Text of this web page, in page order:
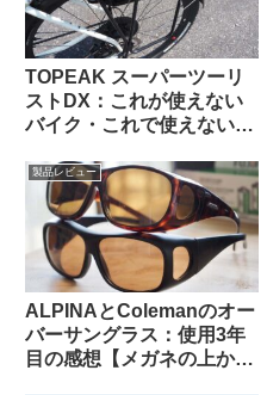
TOPEAK スーパーツーリ
ストDX：これが使えない
バイク・これで使えないバ
思えるほど万能なリアラッ
クの優等生
製品レビュー
ALPINAとColemanのオー
バーサングラス：使用3年
目の感想【メガネの上から